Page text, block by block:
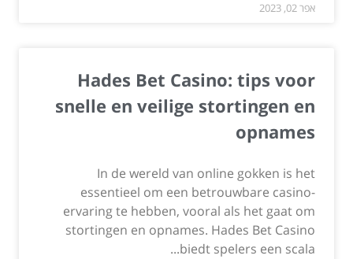
אפר 02, 2023
Hades Bet Casino: tips voor
snelle en veilige stortingen en
opnames
In de wereld van online gokken is het
essentieel om een betrouwbare casino-
ervaring te hebben, vooral als het gaat om
stortingen en opnames. Hades Bet Casino
biedt spelers een scala...